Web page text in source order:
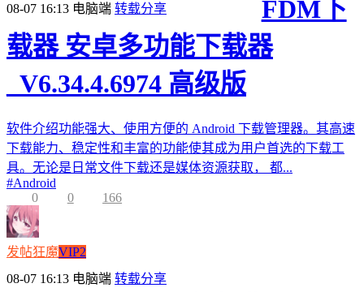
08-07 16:13 电脑端 转载分享
FDM下
载器 安卓多功能下载器
_V6.34.4.6974 高级版
软件介绍功能强大、使用方便的 Android 下载管理器。其高速
下载能力、稳定性和丰富的功能使其成为用户首选的下载工
具。无论是日常文件下载还是媒体资源获取， 都...
#Android
0
0 166
发帖狂魔VIP2
08-07 16:13 电脑端 转载分享